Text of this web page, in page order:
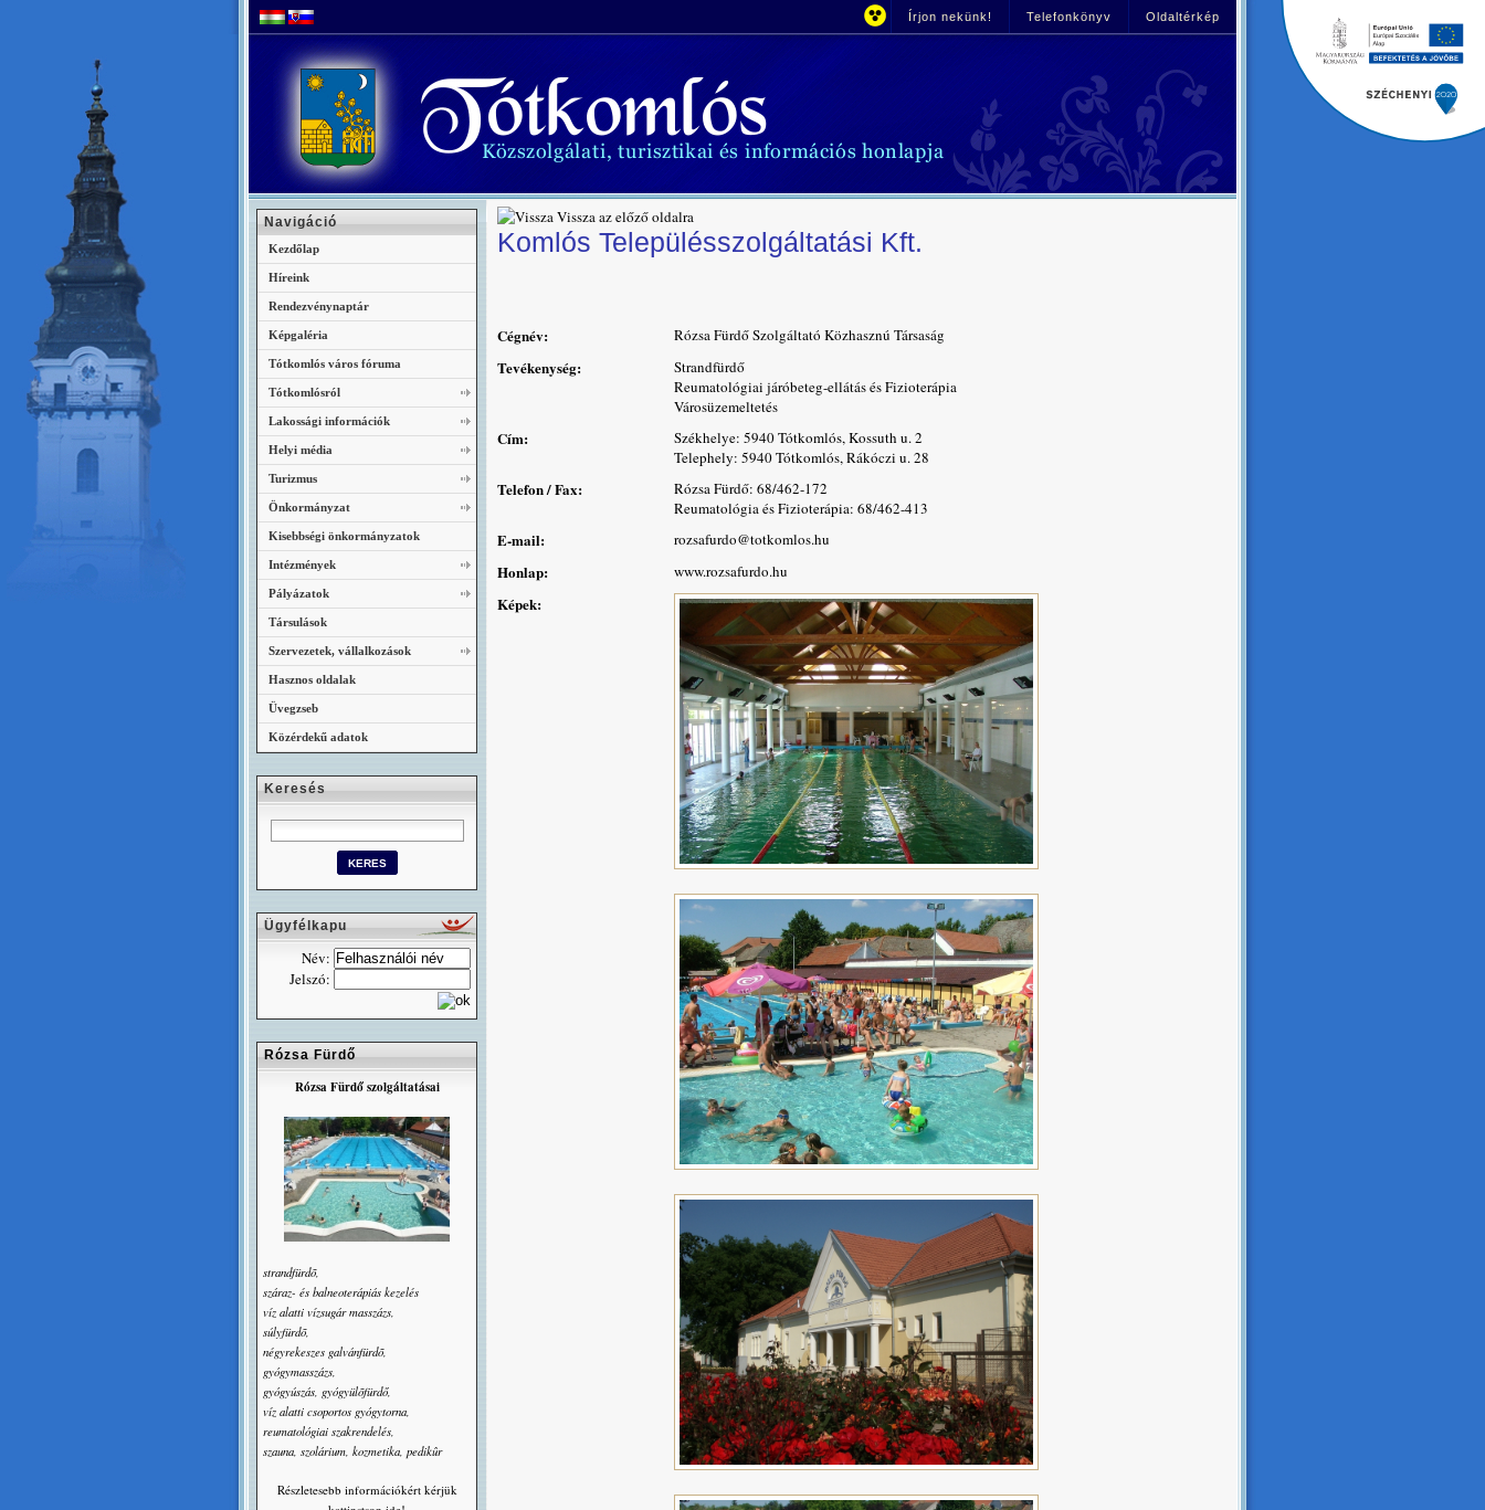
Írjon nekünk! Telefonkönyv Oldaltérkép
Vissza az előző oldalra
Komlós Településszolgáltatási Kft.
Cégnév: Rózsa Fürdő Szolgáltató Közhasznú Társaság
Tevékenység:
Strandfürdő
Reumatológiai járóbeteg-ellátás és Fizioterápia
Városüzemeltetés
Cím:
Székhelye: 5940 Tótkomlós, Kossuth u. 2
Telephely: 5940 Tótkomlós, Rákóczi u. 28
Telefon / Fax:
Rózsa Fürdő: 68/462-172
Reumatológia és Fizioterápia: 68/462-413
E-mail: rozsafurdo@totkomlos.hu
Honlap: www.rozsafurdo.hu
Képek:
Navigáció
Kezdőlap
Híreink
Rendezvénynaptár
Képgaléria
Tótkomlós város fóruma
Tótkomlósról
Lakossági információk
Helyi média
Turizmus
Önkormányzat
Kisebbségi önkormányzatok
Intézmények
Pályázatok
Társulások
Szervezetek, vállalkozások
Hasznos oldalak
Üvegzseb
Közérdekű adatok
Keresés
Ügyfélkapu
Név:
Jelszó:
Rózsa Fürdő
Rózsa Fürdő szolgáltatásai
strandfürdõ,
száraz- és balneoterápiás kezelés
víz alatti vízsugár masszázs,
súlyfürdõ,
négyrekeszes galvánfürdõ,
gyógymasszázs,
gyógyúszás, gyógyülõfürdő,
víz alatti csoportos gyógytorna,
reumatológiai szakrendelés,
szauna, szolárium, kozmetika, pedikûr
Részletesebb információkért kérjük